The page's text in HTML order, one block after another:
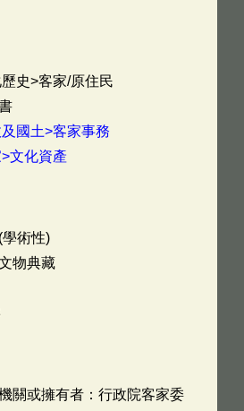
史>客家/原住民
國土>客家事務
文化資產
術性)
物典藏
關或擁有者：行政院客家委